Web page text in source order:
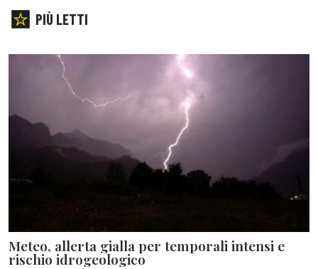
PIÙ LETTI
Meteo, allerta gialla per temporali intensi e
rischio idrogeologico